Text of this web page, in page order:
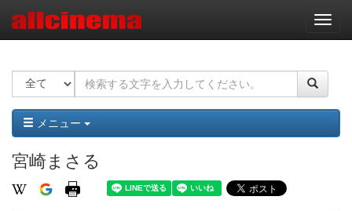
ナ
ビ
ー
ョ
ン
メニュー
宮崎まさる